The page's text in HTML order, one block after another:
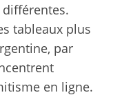
tableaux plus
par
en ligne.